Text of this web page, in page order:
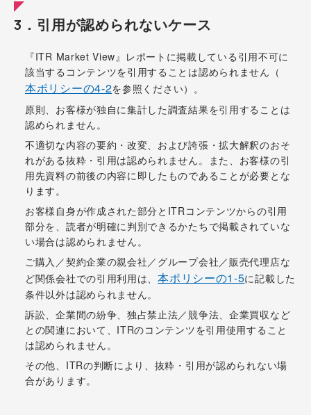
3．引用が認められないケース
『ITR Market View』レポートに掲載している引用不可に
該当するコンテンツを引用することは認められません（
本ポリシーの4-2を参照ください）。
原則、お客様が独自に集計した調査結果を引用することは
認められません。
不適切な内容の要約・改変、および誇張・拡大解釈のおそ
れがある抜粋・引用は認められません。また、お客様の引
用先資料の前後の内容に即したものであることが必要とな
ります。
お客様自身が作成された部分とITRコンテンツからの引用
部分を、読者が明確に判別できるかたちで掲載されていな
い場合は認められません。
ご購入／契約企業の親会社／グループ会社／販売代理店な
ど関係会社での引用利用は、本ポリシーの1-5に記載した
条件以外は認められません。
訴訟、企業間の紛争、独占禁止法／競争法、企業買収など
との関連において、ITRのコンテンツを引用使用すること
は認められません。
その他、ITRの判断により、抜粋・引用が認められない場
合があります。